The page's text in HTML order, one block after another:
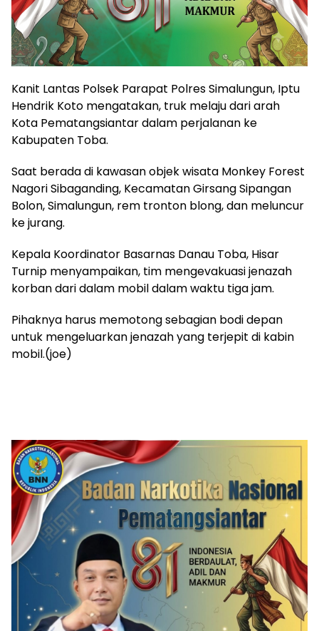
Kanit Lantas Polsek Parapat Polres Simalungun, Iptu
Hendrik Koto mengatakan, truk melaju dari arah
Kota Pematangsiantar dalam perjalanan ke
Kabupaten Toba.
Saat berada di kawasan objek wisata Monkey Forest
Nagori Sibaganding, Kecamatan Girsang Sipangan
Bolon, Simalungun, rem tronton blong, dan meluncur
ke jurang.
Kepala Koordinator Basarnas Danau Toba, Hisar
Turnip menyampaikan, tim mengevakuasi jenazah
korban dari dalam mobil dalam waktu tiga jam.
Pihaknya harus memotong sebagian bodi depan
untuk mengeluarkan jenazah yang terjepit di kabin
mobil.(joe)